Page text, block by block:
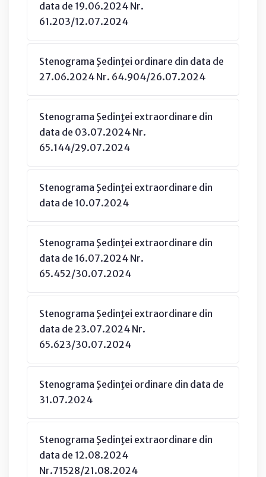
data de 19.06.2024 Nr.
61.203/12.07.2024
Stenograma Şedinţei ordinare din data de
27.06.2024 Nr. 64.904/26.07.2024
Stenograma Şedinţei extraordinare din
data de 03.07.2024 Nr.
65.144/29.07.2024
Stenograma Şedinţei extraordinare din
data de 10.07.2024
Stenograma Şedinţei extraordinare din
data de 16.07.2024 Nr.
65.452/30.07.2024
Stenograma Şedinţei extraordinare din
data de 23.07.2024 Nr.
65.623/30.07.2024
Stenograma Şedinţei ordinare din data de
31.07.2024
Stenograma Şedinţei extraordinare din
data de 12.08.2024
Nr.71528/21.08.2024